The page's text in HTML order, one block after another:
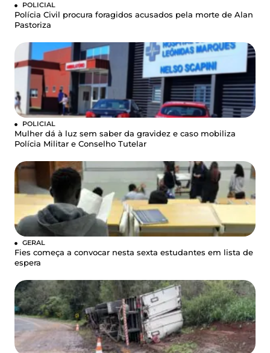
POLICIAL
Polícia Civil procura foragidos acusados pela morte de Alan
Pastoriza
POLICIAL
Mulher dá à luz sem saber da gravidez e caso mobiliza
Polícia Militar e Conselho Tutelar
GERAL
Fies começa a convocar nesta sexta estudantes em lista de
espera